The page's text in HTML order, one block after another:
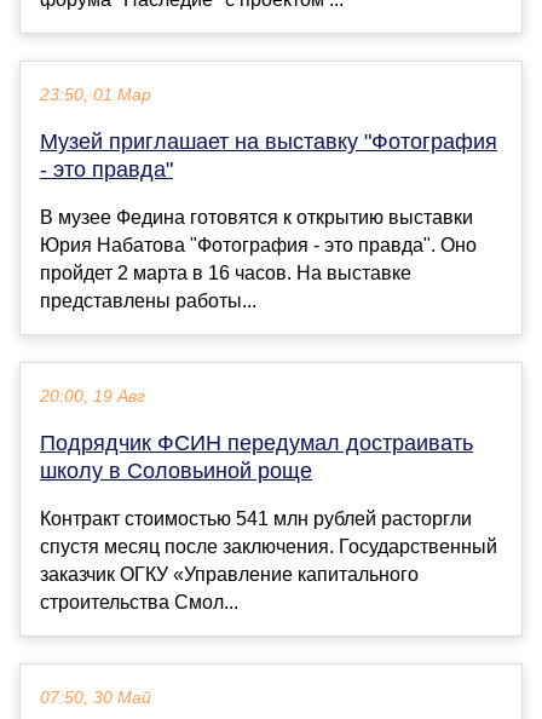
23:50, 01 Мар
Музей приглашает на выставку "Фотография
- это правда"
В музее Федина готовятся к открытию выставки
Юрия Набатова "Фотография - это правда". Оно
пройдет 2 марта в 16 часов. На выставке
представлены работы...
20:00, 19 Авг
Подрядчик ФСИН передумал достраивать
школу в Соловьиной роще
Контракт стоимостью 541 млн рублей расторгли
спустя месяц после заключения. Государственный
заказчик ОГКУ «Управление капитального
строительства Смол...
07:50, 30 Май